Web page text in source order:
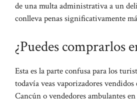
de una multa administrativa a un
conlleva penas significativamente
¿Puedes comprarlos
Esta es la parte confusa para los
todavía veas vaporizadores
Cancún o vendedores ambulantes